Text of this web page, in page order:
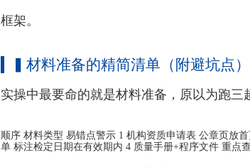
框架。
▍材料准备的精简清单（附避坑点）
实操中最要命的就是材料准备，原以为跑三
顺序 材料类型 易错点警示 1 机构资质申请表 公章页放
单 标注检定日期在有效期内 4 质量手册+程序文件 重点